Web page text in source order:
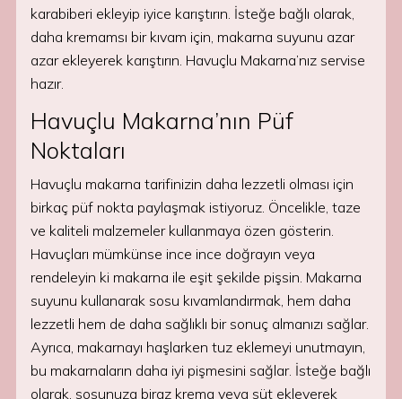
karabiberi ekleyip iyice karıştırın. İsteğe bağlı olarak,
daha kremamsı bir kıvam için, makarna suyunu azar
azar ekleyerek karıştırın. Havuçlu Makarna’nız servise
hazır.
Havuçlu Makarna’nın Püf
Noktaları
Havuçlu makarna tarifinizin daha lezzetli olması için
birkaç püf nokta paylaşmak istiyoruz. Öncelikle, taze
ve kaliteli malzemeler kullanmaya özen gösterin.
Havuçları mümkünse ince ince doğrayın veya
rendeleyin ki makarna ile eşit şekilde pişsin. Makarna
suyunu kullanarak sosu kıvamlandırmak, hem daha
lezzetli hem de daha sağlıklı bir sonuç almanızı sağlar.
Ayrıca, makarnayı haşlarken tuz eklemeyi unutmayın,
bu makarnaların daha iyi pişmesini sağlar. İsteğe bağlı
olarak, sosunuza biraz krema veya süt ekleyerek